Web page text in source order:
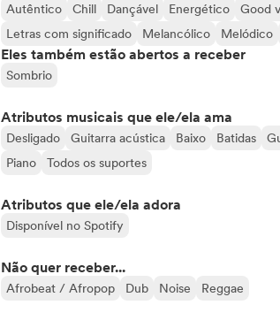
Autêntico Chill Dançável Energético Good
Letras com significado
Melancólico Melódico
Eles também estão abertos a receber
Sombrio
Atributos musicais que ele/ela ama
Desligado Guitarra acústica Baixo Batidas
Piano
Todos os suportes
Atributos que ele/ela adora
Disponível no Spotify
Não quer receber...
Afrobeat / Afropop Dub Noise Reggae